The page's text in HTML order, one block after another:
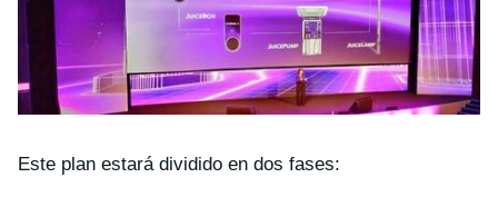
Este plan estará dividido en dos fases: